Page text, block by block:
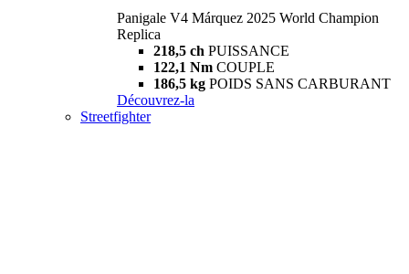
Panigale V4 Márquez 2025 World Champion
Replica
218,5 ch PUISSANCE
122,1 Nm COUPLE
186,5 kg POIDS SANS CARBURANT
Découvrez-la
Streetfighter